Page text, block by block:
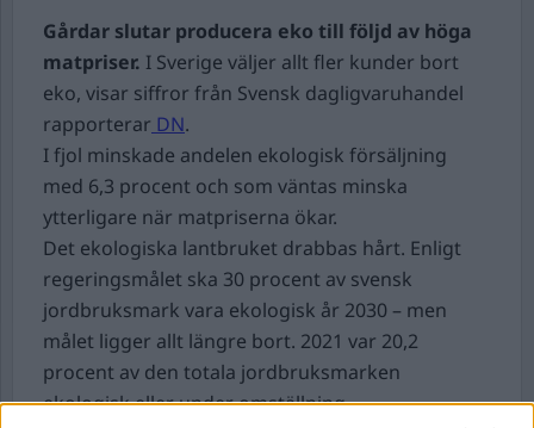
Gårdar slutar producera eko till följd av höga
matpriser. I Sverige väljer allt fler kunder bort
eko, visar siffror från Svensk dagligvaruhandel
rapporterar DN.
I fjol minskade andelen ekologisk försäljning
med 6,3 procent och som väntas minska
ytterligare när matpriserna ökar.
Det ekologiska lantbruket drabbas hårt. Enligt
regeringsmålet ska 30 procent av svensk
jordbruksmark vara ekologisk år 2030 – men
målet ligger allt längre bort. 2021 var 20,2
procent av den totala jordbruksmarken
ekologisk eller under omställning.